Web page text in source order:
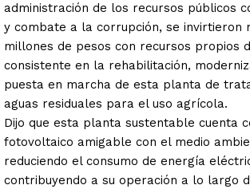
administración de los recursos públicos
y combate a la corrupción, se invirtieron
millones de pesos con recursos propios
consistente en la rehabilitación,
puesta en marcha de esta planta de
aguas residuales para el uso agrícola.
Dijo que esta planta sustentable cuenta
fotovoltaico amigable con el medio
reduciendo el consumo de energía
contribuyendo a su operación a lo largo